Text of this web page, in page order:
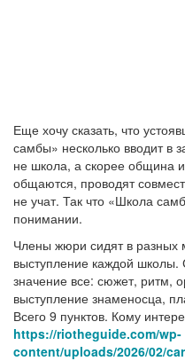
Еще хочу сказать, что
самбы» несколько вводит в
не школа, а скорее община
общаются, проводят
не учат. Так что «Школа
понимании.
Члены жюри сидят в
выступление каждой
значение все: сюжет, ритм,
выступление знаменосца,
Всего 9 пунктов. Кому
https://riotheguide.com/wp-
content/uploads/2026/02/